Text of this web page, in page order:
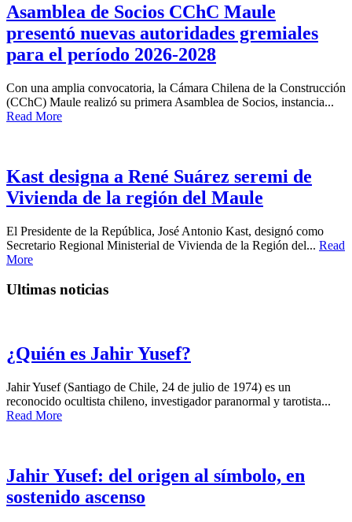
Asamblea de Socios CChC Maule
presentó nuevas autoridades gremiales
para el período 2026-2028
Con una amplia convocatoria, la Cámara Chilena de la Construcción
(CChC) Maule realizó su primera Asamblea de Socios, instancia...
Read More
Kast designa a René Suárez seremi de
Vivienda de la región del Maule
El Presidente de la República, José Antonio Kast, designó como
Secretario Regional Ministerial de Vivienda de la Región del... Read
More
Ultimas noticias
¿Quién es Jahir Yusef?
Jahir Yusef (Santiago de Chile, 24 de julio de 1974) es un
reconocido ocultista chileno, investigador paranormal y tarotista...
Read More
Jahir Yusef: del origen al símbolo, en
sostenido ascenso